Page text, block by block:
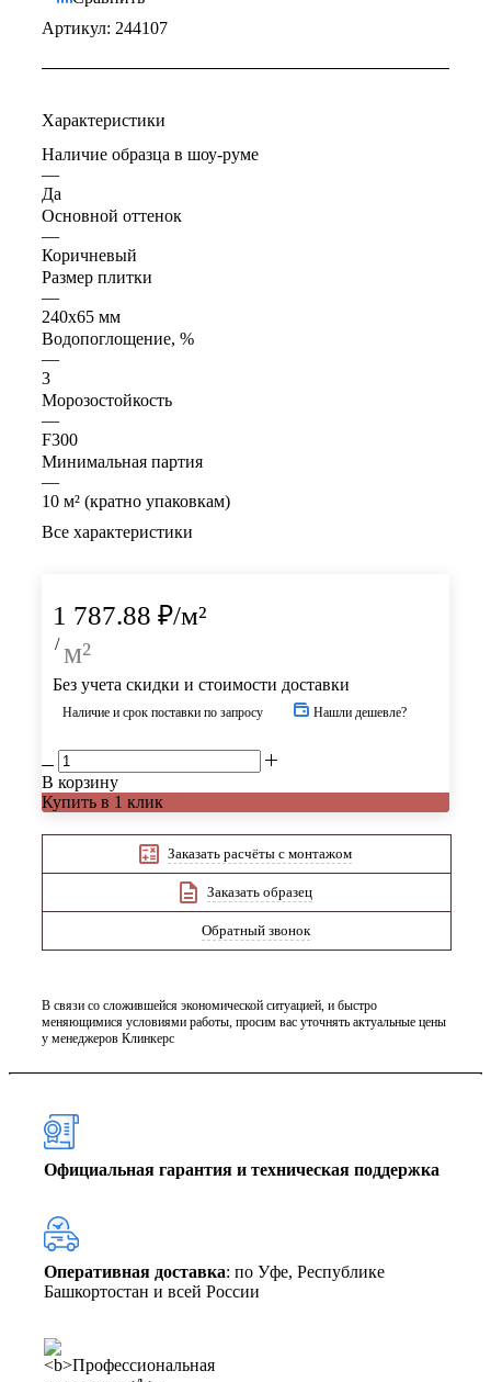
Артикул: 244107
Характеристики
Наличие образца в шоу-руме
—
Да
Основной оттенок
—
Коричневый
Размер плитки
—
240x65 мм
Водопоглощение, %
—
3
Морозостойкость
—
F300
Минимальная партия
—
10 м² (кратно упаковкам)
Все характеристики
1 787.88 ₽/м²
/ м²
Без учета скидки и стоимости доставки
Наличие и срок поставки по запросу Нашли дешевле?
В корзину
Купить в 1 клик
Заказать расчёты с монтажом
Заказать образец
Обратный звонок
В связи со сложившейся экономической ситуацией, и быстро
меняющимися условиями работы, просим вас уточнять актуальные цены
у менеджеров Клинкерс
Официальная гарантия и техническая поддержка
Оперативная доставка: по Уфе, Республике
Башкортостан и всей России